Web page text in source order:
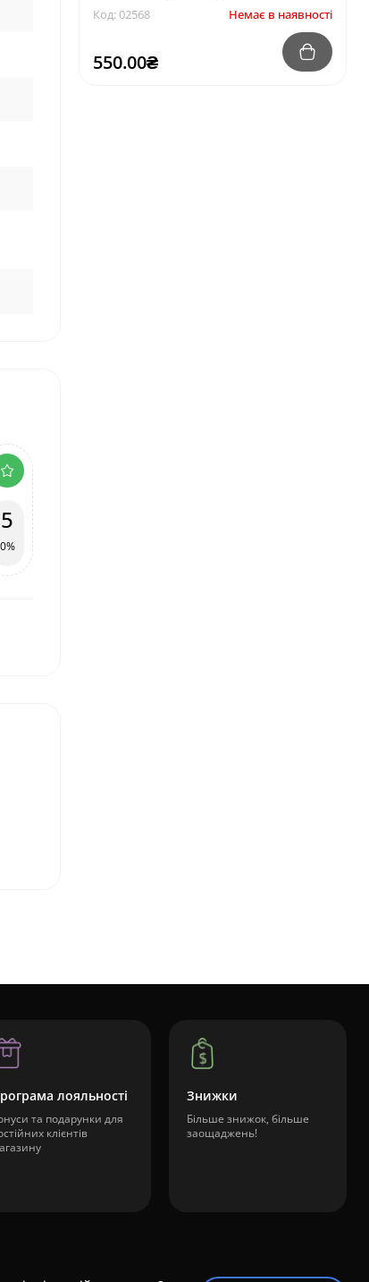
5
0%
Код: 02568 Немає в наявності
550.00₴
лояльності
та подарунки для
клієнтів
Знижки
Більше знижок, більше
заощаджень!